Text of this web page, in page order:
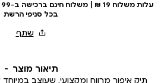
בכל סניפי הרשת
תיאור מוצר
תיק איפור מרווח ומקצועי, שעוצב